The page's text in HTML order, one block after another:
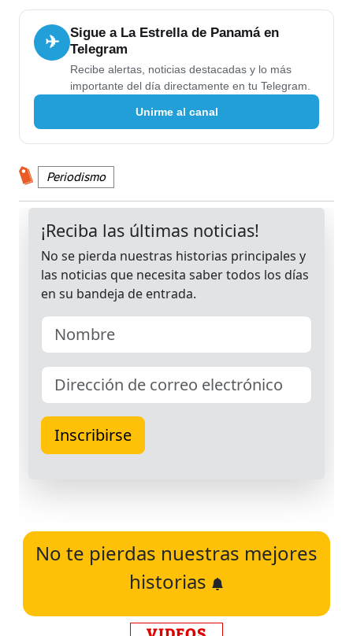
✈
Sigue a La Estrella de Panamá en
Telegram
Recibe alertas, noticias destacadas y lo más
importante del día directamente en tu Telegram.
Unirme al canal
Periodismo
No te pierdas nuestras mejores
historias